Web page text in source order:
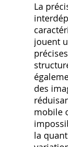
La
jouent
des
mobile
la